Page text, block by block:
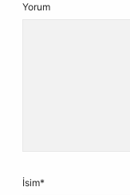
Yorum
İsim*